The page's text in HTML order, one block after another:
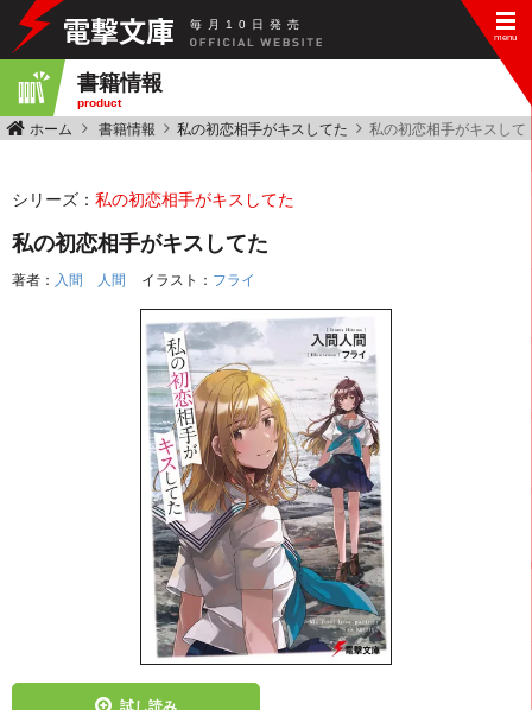
毎 月 10 日 発 売
書籍情報
product
ホーム 書籍情報 私の初恋相手がキスしてた 私の初恋相手がキスして
シリーズ： 私の初恋相手がキスしてた
私の初恋相手がキスしてた
著者： 入間 人間 イラスト： フライ
試し読み